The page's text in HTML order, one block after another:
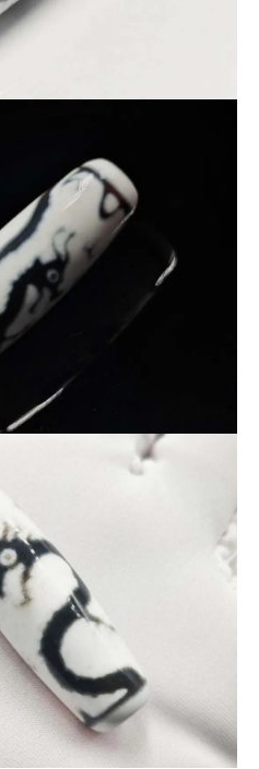
に調和しながら舞う姿は、
トが非常に美しく、天珠として
な一本としてもおすすめできる